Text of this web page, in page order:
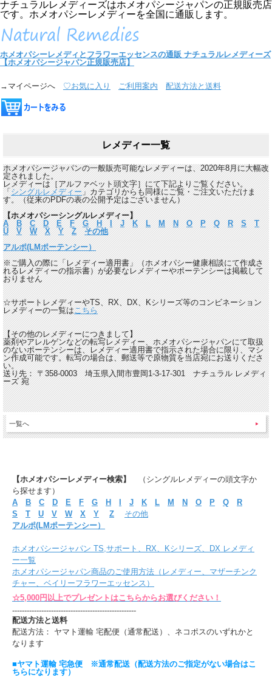
ナチュラルレメディーズはホメオパシージャパンの正規販売店
です。ホメオパシーレメディーを全国に通販します。
ホメオパシーレメディとフラワーエッセンスの通販 ナチュラルレメディーズ
【ホメオパシージャパン正規販売店】
→マイページへ ♡お気に入り ご利用案内 配送方法と送料
レメディー一覧
ホメオパシージャパンの一般販売可能なレメディーは、2020年8月に大幅改
定されました。
レメディーは［アルファベット頭文字］にて下記よりご覧ください。
「シングルレメディー」カテゴリからも同様にご覧・ご注文いただけま
す。（従来のPDFの表の公開予定はございません）
【ホメオパシーシングルレメディー】
A
B C D E F G H I J K L M N O P Q R S
T
U
V W X Y Z
その他
アルポ(LMポーテンシー）
※ご購入の際に「レメディー適用書」（ホメオパシー健康相談にて作成さ
れるレメディーの指示書）が必要なレメディーやポーテンシーは掲載して
おりません
☆サポートレメディーやTS、RX、DX、Kシリーズ等のコンビネーション
レメディーの一覧はこちら
【その他のレメディーにつきまして】
薬剤やアレルゲンなどの転写レメディー、ホメオパシージャパンにて取扱
のないポーテンシーは、レメディー適用書で指示された場合に限り、マシ
ン作成可能です。転写の場合は、郵送等で原物質を当店宛にお送りくださ
い。
送り先： 〒358-0003 埼玉県入間市豊岡1-3-17-301 ナチュラル レメディ
ーズ 宛
一覧へ
【ホメオパシーレメディー検索】
（シングルレメディーの頭文字か
ら探せます）
A
B C D E F G H J K L M N O P Q
R
S
T U V W X Y Z
その他
アルポ(LMポーテンシー）
ホメオパシージャパン TS,サポート、RX、Kシリーズ、DX レメディ
ー一覧
ホメオパシージャパン商品のご使用方法（レメディー、マザーチンク
チャー、ベイリーフラワーエッセンス）
☆5,000円以上でプレゼントはこちらからお選びください！
---------------------------------------------------
配送方法と送料
配送方法： ヤマト運輸 宅配便（通常配送）、ネコポスのいずれかと
なります
■ヤマト運輸 宅急便 ※通常配送（配送方法のご指定がない場合はこ
ちらになります）